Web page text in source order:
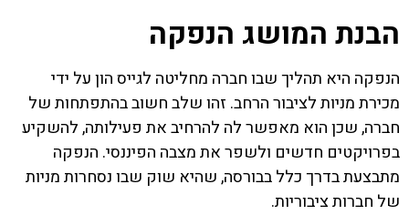
הבנת המושג הנפקה
הנפקה היא תהליך שבו חברה מחליטה לגייס הון על ידי
מכירת מניות לציבור הרחב. זהו שלב חשוב בהתפתחות של
חברה, שכן הוא מאפשר לה להרחיב את פעילותה, להשקיע
בפרויקטים חדשים ולשפר את מצבה הפיננסי. הנפקה
מתבצעת בדרך כלל בבורסה, שהיא שוק שבו נסחרות מניות
של חברות ציבוריות.